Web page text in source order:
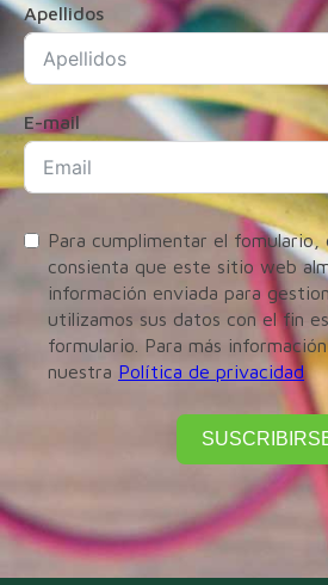
Apellidos
E-mail
Para cumplimentar el fomulario,
consienta que este sitio web
información enviada para
utilizamos sus datos con el fin
formulario. Para más
nuestra Política de privacidad